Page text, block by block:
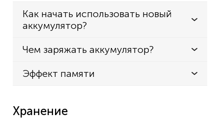
Как начать использовать новый
аккумулятор?
Чем заряжать аккумулятор?
Эффект памяти
Хранение